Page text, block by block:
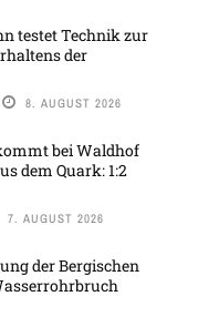
testet Technik zur
der
8. AUGUST 2026
bei Waldhof
dem Quark: 1:2
7. AUGUST 2026
der Bergischen